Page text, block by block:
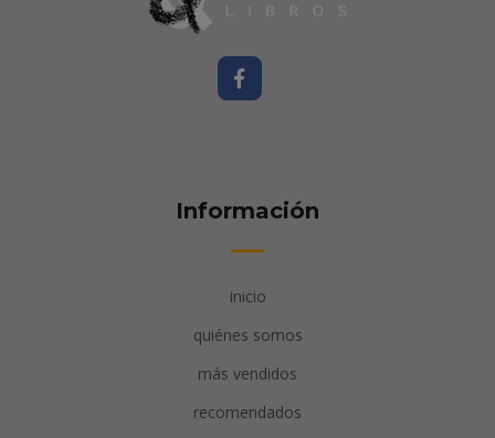
Información
inicio
quiénes somos
más vendidos
recomendados